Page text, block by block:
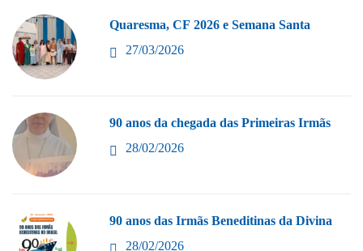
Quaresma, CF 2026 e Semana Santa
27/03/2026
90 anos da chegada das Primeiras Irmãs
28/02/2026
90 anos das Irmãs Beneditinas da Divina
28/02/2026